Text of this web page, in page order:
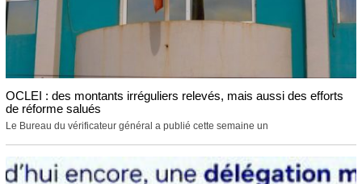
OCLEI : des montants irréguliers relevés, mais aussi des efforts
de réforme salués
Le Bureau du vérificateur général a publié cette semaine un